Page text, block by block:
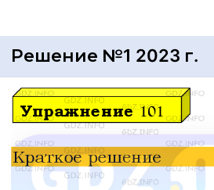
Решение №1 2023 г.